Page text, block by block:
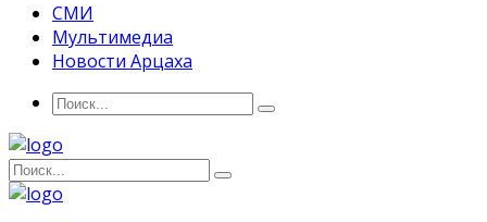
СМИ
Мультимедиа
Новости Арцаха